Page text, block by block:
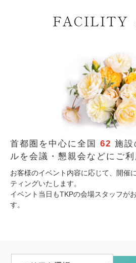
FACILITY
首都圏を中心に全国 62 施設
ルを会議・懇親会などにご利
お客様のイベント内容に応じて、開催
ティングいたします。
イベント当日もTKPの会場スタッフが
す。